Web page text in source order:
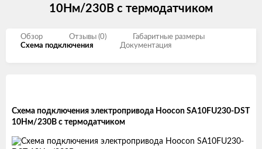
10Нм/230В с термодатчиком
Обзор Отзывы (0)
Габаритные размеры
Схема подключения
Документация
Схема подключения электропривода Hoocon SA10FU230-DST
10Нм/230В с термодатчиком